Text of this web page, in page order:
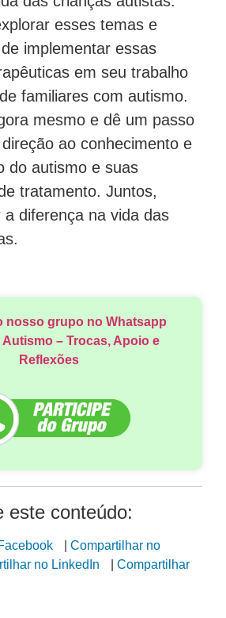
esses temas e
implementar essas
em seu trabalho
familiares com autismo.
mesmo e dê um passo
ao conhecimento e
do autismo e suas
tratamento. Juntos,
a diferença na vida das
nosso grupo no Whatsapp
– Trocas, Apoio e
Reflexões
este conteúdo:
Compartilhar no
no LinkedIn
Compartilhar